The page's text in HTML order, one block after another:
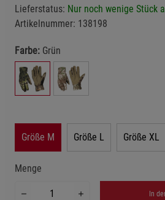
Lieferstatus: Nur noch wenige Stück
Artikelnummer: 138198
Farbe: Grün
Größe M Größe L Größe XL
Menge
In